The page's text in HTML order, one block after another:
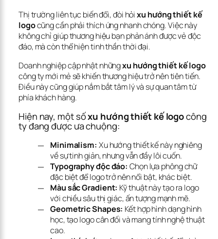
Thị trường liên tục biến đổi, đòi hỏi xu hướng thiết kế
logo cũng cần phải thích ứng nhanh chóng. Việc này
không chỉ giúp thương hiệu bạn phản ánh được vẻ độc
đáo, mà còn thể hiện tinh thần thời đại.
Doanh nghiệp cập nhật những xu hướng thiết kế logo
công ty mới mẻ sẽ khiến thương hiệu trở nên tiên tiến.
Điều này cũng giúp nắm bắt tâm lý và sự quan tâm từ
phía khách hàng.
Hiện nay, một số xu hướng thiết kế logo công
ty đang được ưa chuộng:
Minimalism: Xu hướng thiết kế này nghiêng
về sự tinh giản, nhưng vẫn đầy lôi cuốn.
Typography độc đáo: Chọn lựa phông chữ
đặc biệt để logo trở nên nổi bật, khác biệt.
Màu sắc Gradient: Kỹ thuật này tạo ra logo
với chiều sâu thị giác, ấn tượng mạnh mẽ.
Geometric Shapes: Kết hợp hình dạng hình
học, tạo logo cân đối và mang tính nghệ thuật
cao.